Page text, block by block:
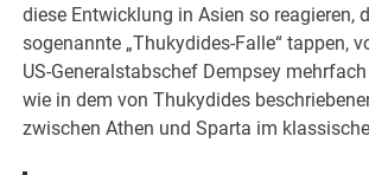
diese Entwicklung in Asien so reagieren,
sogenannte „Thukydides-Falle“ tappen,
US-Generalstabschef Dempsey
wie in dem von Thukydides
zwischen Athen und Sparta im